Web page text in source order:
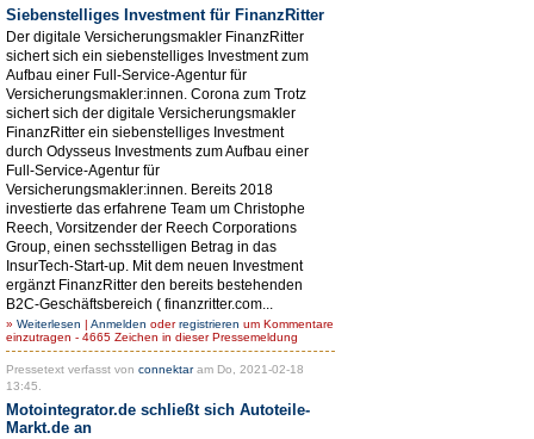
Siebenstelliges Investment für FinanzRitter
Der digitale Versicherungsmakler FinanzRitter
sichert sich ein siebenstelliges Investment zum
Aufbau einer Full-Service-Agentur für
Versicherungsmakler:innen. Corona zum Trotz
sichert sich der digitale Versicherungsmakler
FinanzRitter ein siebenstelliges Investment
durch Odysseus Investments zum Aufbau einer
Full-Service-Agentur für
Versicherungsmakler:innen. Bereits 2018
investierte das erfahrene Team um Christophe
Reech, Vorsitzender der Reech Corporations
Group, einen sechsstelligen Betrag in das
InsurTech-Start-up. Mit dem neuen Investment
ergänzt FinanzRitter den bereits bestehenden
B2C-Geschäftsbereich ( finanzritter.com...
» Weiterlesen | Anmelden oderregistrieren um Kommentare
einzutragen - 4665 Zeichen in dieser Pressemeldung
Pressetext verfasst von connektaram Do, 2021-02-18
13:45.
Motointegrator.de schließt sich Autoteile-
Markt.de an